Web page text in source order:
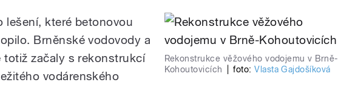
Rekonstrukce věžového vodojemu v Brně-
Kohoutovicích
foto:Vlasta Gajdošíková
lešení, které betonovou
Brněnské vodovody a
totiž začaly s rekonstrukcí
vodárenského